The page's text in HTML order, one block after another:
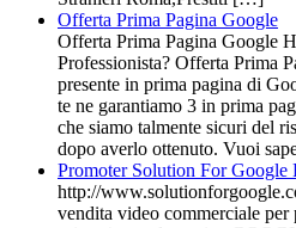
Offerta Prima Pagina Google
Offerta Prima Pagina Google
Professionista? Offerta Prima
presente in prima pagina di
te ne garantiamo 3 in prima
che siamo talmente sicuri del
dopo averlo ottenuto. Vuoi
Promoter Solution For Google
http://
vendita video commerciale per